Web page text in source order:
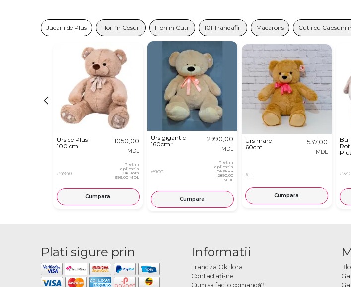
Jucarii de Plus Flori în Cosuri Flori in Cutii 101 Trandafiri Macarons Cutii cu Capsuni
Urs de Plus
100 cm
#4940
1050,00
MDL
Pret in
aplicatia
OkFlora
999,00 MDL
Cumpara
Urs gigantic
160cm↑
#966
2990,00
MDL
Pret in
aplicatia
OkFlora
2890,00
MDL
Cumpara
Urs mare
60cm
#11
537,00
MDL
Cumpara
Plati sigure prin Informatii
Franciza OkFlora
Contactaţi-ne
Cum sa faci o comandă?